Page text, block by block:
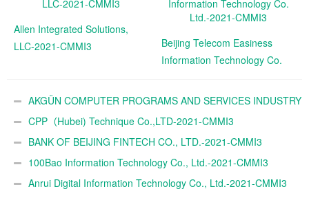
Allen Integrated Solutions,
LLC-2021-CMMI3
Beijing Telecom Easiness
Information Technology Co.
AKGÜN COMPUTER PROGRAMS AND SERVICES INDUSTRY
TRADE A.Ş.-2021-CMMI3
CPP（Hubei) Technique Co.,LTD-2021-CMMI3
BANK OF BEIJING FINTECH CO., LTD.-2021-CMMI3
100Bao Information Technology Co., Ltd.-2021-CMMI3
Anrui Digital Information Technology Co., Ltd.-2021-CMMI3